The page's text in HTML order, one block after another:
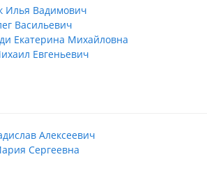
Илья Вадимович
Васильевич
Екатерина Михайловна
Евгеньевич
Алексеевич
Сергеевна